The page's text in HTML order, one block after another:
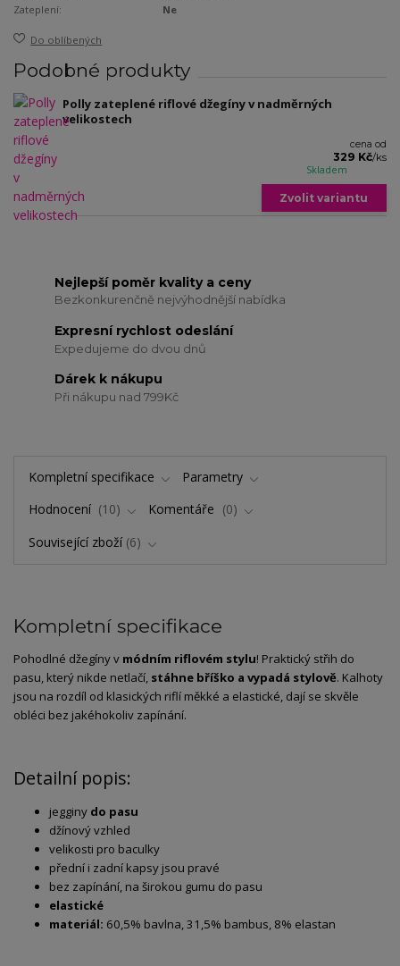
Zateplení:
Ne
Do oblíbených
Podobné produkty
Polly zateplené riflové džegíny v nadměrných
velikostech
cena od
329 Kč/ks
Skladem
Zvolit variantu
Nejlepší poměr kvality a ceny
Bezkonkurenčně nejvýhodnější nabídka
Expresní rychlost odeslání
Expedujeme do dvou dnů
Dárek k nákupu
Při nákupu nad 799Kč
Kompletní specifikace
Parametry
Hodnocení
10 Komentáře
0
Související zboží 6
Kompletní specifikace
Pohodlné džegíny v módním riflovém stylu! Praktický střih do
pasu, který nikde netlačí, stáhne bříško a vypadá stylově. Kalhoty
jsou na rozdíl od klasických riflí měkké a elastické, dají se skvěle
obléci bez jakéhokoliv zapínání.
Detailní popis:
jegginy do pasu
džínový vzhled
velikosti pro baculky
přední i zadní kapsy jsou pravé
bez zapínání, na širokou gumu do pasu
elastické
materiál: 60,5% bavlna, 31,5% bambus, 8% elastan